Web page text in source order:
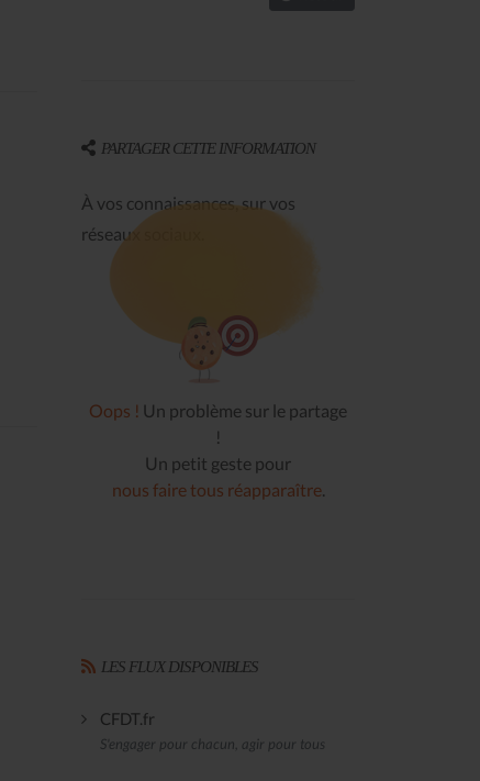
PARTAGER CETTE INFORMATION
À vos connaissances, sur vos
réseaux sociaux.
Oops ! Un problème sur le partage
!
Un petit geste pour
nous faire tous réapparaître.
LES FLUX DISPONIBLES
CFDT.fr
S'engager pour chacun, agir pour tous